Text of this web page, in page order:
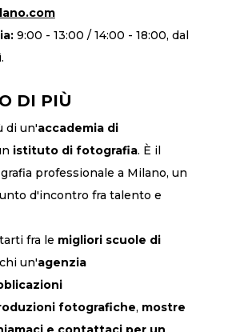
9:00 - 13:00 / 14:00 - 18:00, dal
DI PIÙ
di un'accademia di
istituto di fotografia. È il
professionale a Milano, un
d'incontro fra talento e
fra le migliori scuole di
un'agenzia
fotografiche, mostre